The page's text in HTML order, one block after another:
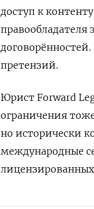
доступ к
претензий.
Юрист Forward
ограничения
но исторически
международные